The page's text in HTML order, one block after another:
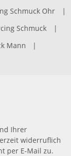
Schmuck Ohr
|
Schmuck
|
Mann
|
Ihrer
widerruflich
per E-Mail zu.